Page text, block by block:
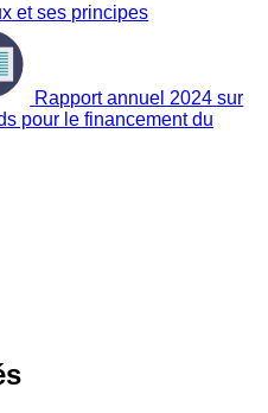
et ses principes
Rapport annuel 2024 sur
pour le financement du